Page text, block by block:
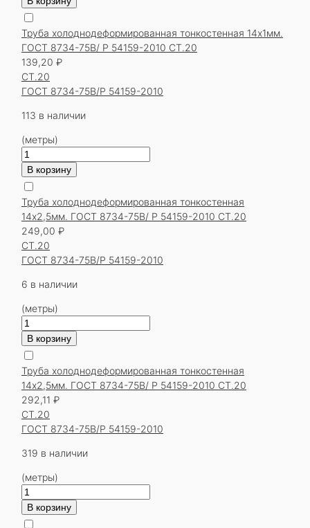
Труба
холоднодеформированная
тонкостенная
14х1мм.
ГОСТ
8734-
Р
2010
СТ.20
Труба холоднодеформированная тонкостенная 14х1мм.
ГОСТ 8734-75В/ Р 54159-2010 СТ.20
139,20 ₽
СТ.20
ГОСТ 8734-75В/Р 54159-2010
113 в наличии
(метры)
Количество
товара
Труба
холоднодеформированная
тонкостенная
14х1мм.
ГОСТ
8734-
Р
2010
СТ.20
В корзину
Труба холоднодеформированная тонкостенная
14х2,5мм. ГОСТ 8734-75В/ Р 54159-2010 СТ.20
249,00 ₽
СТ.20
ГОСТ 8734-75В/Р 54159-2010
6 в наличии
(метры)
Количество
товара
Труба
холоднодеформированная
тонкостенная
14х2,5мм.
ГОСТ
8734-
Р
2010
СТ.20
В корзину
Труба холоднодеформированная тонкостенная
14х2,5мм. ГОСТ 8734-75В/ Р 54159-2010 СТ.20
292,11 ₽
СТ.20
ГОСТ 8734-75В/Р 54159-2010
319 в наличии
(метры)
Количество
товара
Труба
В корзину